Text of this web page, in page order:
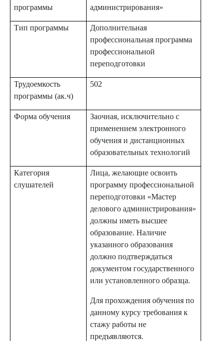
программы
администрирования»
Тип программы
Дополнительная
профессиональная программа
профессиональной
переподготовки
Трудоемкость
программы (ак.ч)
502
Форма обучения
Заочная, исключительно с
применением электронного
обучения и дистанционных
образовательных технологий
Категория
слушателей
Лица, желающие освоить
программу профессиональной
переподготовки «Мастер
делового администрирования»
должны иметь высшее
образование. Наличие
указанного образования
должно подтверждаться
документом государственного
или установленного образца.
Для прохождения обучения по
данному курсу требования к
стажу работы не
предъявляются.